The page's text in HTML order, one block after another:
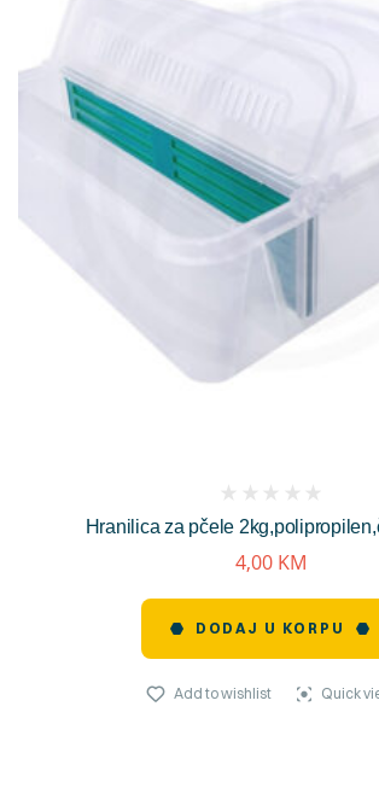
Hranilica za pčelereviews)
4,00 KM
DODAJ U KORPU
Add to wishlist Quick